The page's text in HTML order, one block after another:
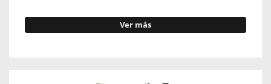
Ver más